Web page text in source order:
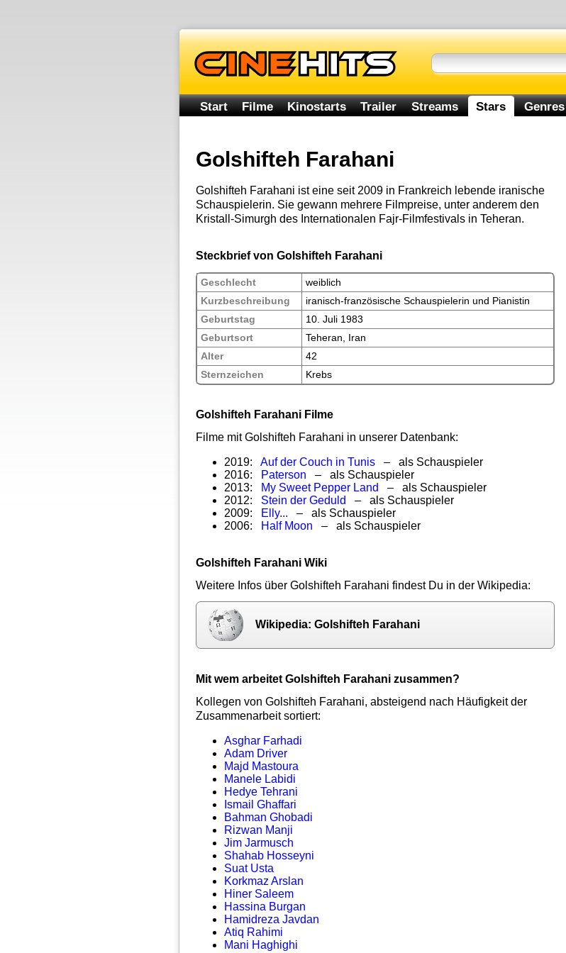
Start Filme Kinostarts Trailer Streams Stars Genres
Golshifteh Farahani
Golshifteh Farahani ist eine seit 2009 in Frankreich lebende iranische
Schauspielerin. Sie gewann mehrere Filmpreise, unter anderem den
Kristall-Simurgh des Internationalen Fajr-Filmfestivals in Teheran.
Steckbrief von Golshifteh Farahani
Geschlecht
weiblich
Kurzbeschreibung
iranisch-französische Schauspielerin und Pianistin
Geburtstag
10. Juli 1983
Geburtsort
Teheran, Iran
Alter
42
Sternzeichen
Krebs
Golshifteh Farahani Filme
Filme mit Golshifteh Farahani in unserer Datenbank:
2019:Auf der Couch in Tunis – als Schauspieler
2016: Paterson – als Schauspieler
2013: My Sweet Pepper Land
– als Schauspieler
2012: Stein der Geduld
– als Schauspieler
2009: Elly... – als Schauspieler
2006: Half Moon – als Schauspieler
Golshifteh Farahani Wiki
Weitere Infos über Golshifteh Farahani findest Du in der Wikipedia:
Wikipedia: Golshifteh Farahani
Mit wem arbeitet Golshifteh Farahani zusammen?
Kollegen von Golshifteh Farahani, absteigend nach Häufigkeit der
Zusammenarbeit sortiert:
Asghar Farhadi
Adam Driver
Majd Mastoura
Manele Labidi
Hedye Tehrani
Ismail Ghaffari
Bahman Ghobadi
Rizwan Manji
Jim Jarmusch
Shahab Hosseyni
Suat Usta
Korkmaz Arslan
Hiner Saleem
Hassina Burgan
Hamidreza Javdan
Atiq Rahimi
Mani Haghighi